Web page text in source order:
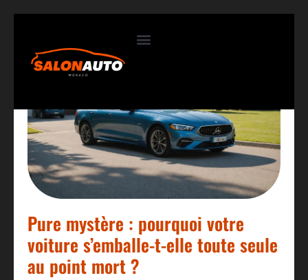
Pure mystère : pourquoi votre
voiture s’emballe-t-elle toute seule
au point mort ?